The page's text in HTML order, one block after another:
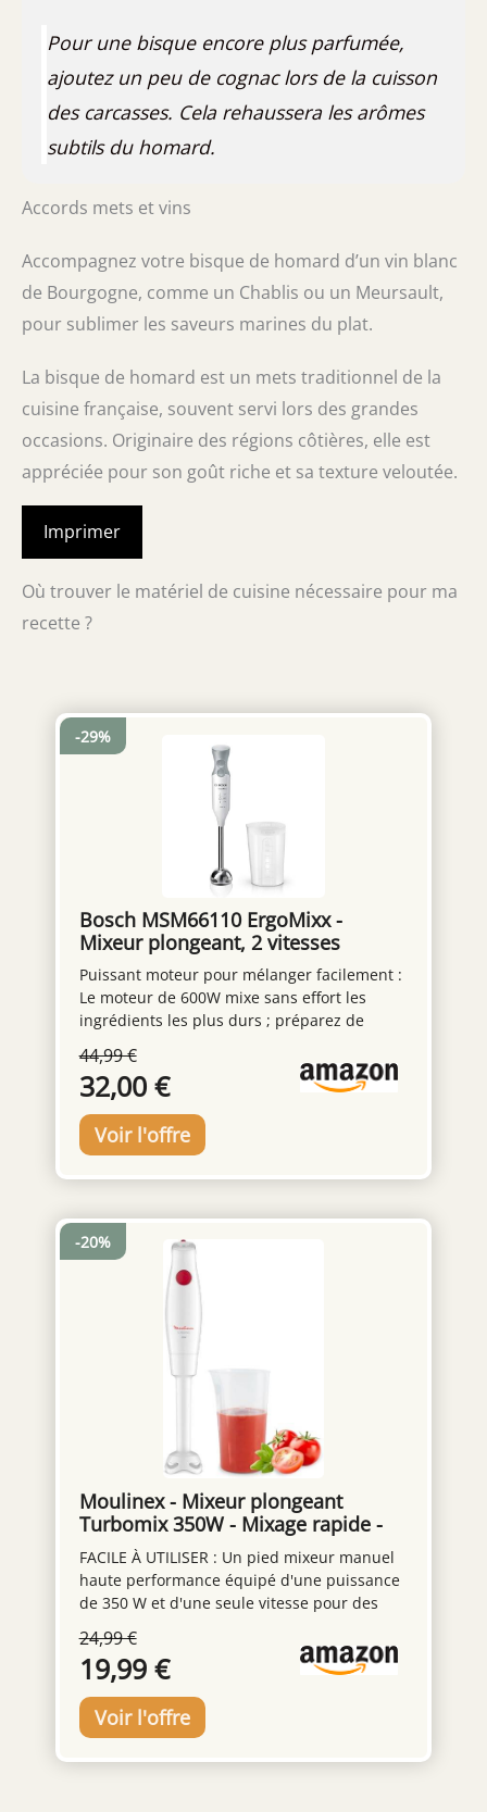
Pour une bisque encore plus parfumée,
ajoutez un peu de cognac lors de la cuisson
des carcasses. Cela rehaussera les arômes
subtils du homard.
Accords mets et vins
Accompagnez votre bisque de homard d’un vin blanc
de Bourgogne, comme un Chablis ou un Meursault,
pour sublimer les saveurs marines du plat.
La bisque de homard est un mets traditionnel de la
cuisine française, souvent servi lors des grandes
occasions. Originaire des régions côtières, elle est
appréciée pour son goût riche et sa texture veloutée.
Imprimer
Où trouver le matériel de cuisine nécessaire pour ma
recette ?
Bosch MSM66110 ErgoMixx -
Mixeur plongeant, 2 vitesses
Puissant moteur pour mélanger facilement :
Le moteur de 600W mixe sans effort les
ingrédients les plus durs ; préparez de
gamme d’accessoires Contrôle aisé d’une
seule main : 2 vitesses et bouton turbo pour
un mixage optimal ; ajustez facilement la
puissance pour un résultat exceptionnel,
tout en utilisant une seule main Mixage
pratique et efficace : Le couteau
mélange lisse et homogène, avec moins
d’éclaboussures et un mixage plus rapide
Accessoire polyvalent inclus : Le mixeur est
livré avec un gobelet pratique pour mesurer
simplifiant la préparation des repas Contenu
600 W avec 2 vitesses et gobelet doseur
44,99 €
32,00 €
-29%
Moulinex - Mixeur plongeant
Turbomix 350W - Mixage rapide -
Blanc
FACILE À UTILISER : Un pied mixeur manuel
haute performance équipé d'une puissance
de 350 W et d'une seule vitesse pour des
appuyant sur un bouton PIED ANTI-
ECLABOUSSURES : Le pied antiéclaboussures
évite les éclaboussures et les dégâts, pour
une expérience plus propre et plus agréable
DESIGN CONFORTABLE : Une poignée
ergonomique avec une prise en main
24,99 €
19,99 €
-20%